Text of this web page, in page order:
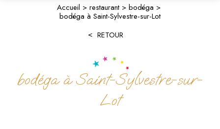
Accueil restaurant
bodéga
bodéga à Saint-Sylvestre-sur-Lot
RETOUR
bodéga à Saint-Sylvestre-sur-
Lot